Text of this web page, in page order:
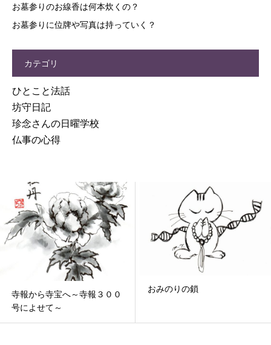
お墓参りのお線香は何本炊くの？
お墓参りに位牌や写真は持っていく？
カテゴリ
ひとこと法話
坊守日記
珍念さんの日曜学校
仏事の心得
寺報から寺宝へ～寺報３００
号によせて～
おみのりの鎖